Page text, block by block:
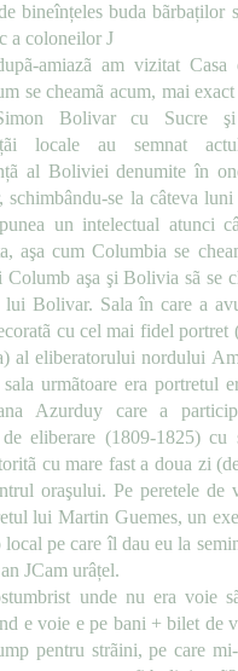
bineînțeles buda bãrbaților
a coloneilorJ
amiazã am vizitat Casa
se cheamã acum, mai
Bolivar cu Sucre
locale au semnat
al Boliviei denumite în
se la câteva luni
un intelectual atunci
aşa cum Columbia se
Columb aşa şi Bolivia sã se
lui Bolivar. Sala în care a
cu cel mai fidel portret
al eliberatorului nordului
urmãtoare era portretul
Azurduy care a
de eliberare (1809-1825) cu
cu mare fast a doua zi
oraşului. Pe peretele de
lui Martin Guemes, un
pe care îl dau eu la
anJCam urâțel.
unde nu era voie
e voie e pe bani + bilet de
pentru strãini, pe care